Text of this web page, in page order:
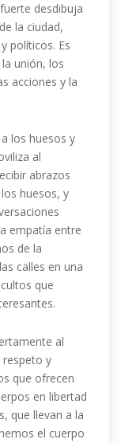
desdibuja
la ciudad,
políticos. Es
unión, los
acciones y la
los huesos y
al
abrazos
huesos, y
empatía entre
de la
calles en una
que
al
respeto y
que ofrecen
en libertad
que llevan a la
el cuerpo